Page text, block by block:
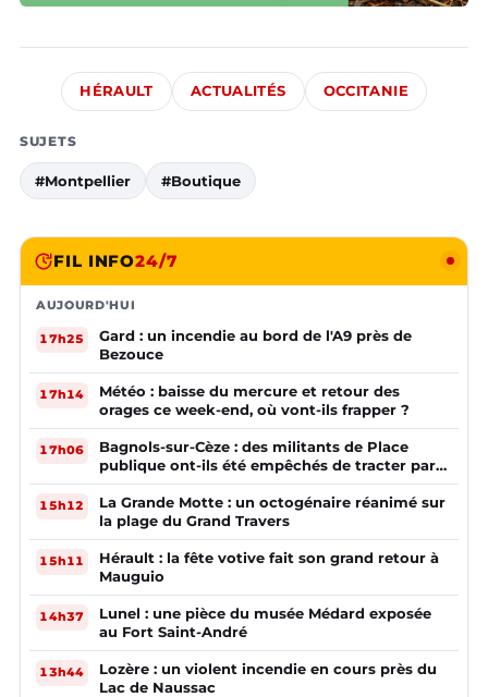
HÉRAULT ACTUALITÉS OCCITANIE
SUJETS
#Montpellier #Boutique
FIL INFO24/7
AUJOURD'HUI
17h25
Gard : un incendie au bord de l'A9 près de
Bezouce
17h14
Météo : baisse du mercure et retour des
orages ce week-end, où vont-ils frapper ?
17h06
Bagnols-sur-Cèze : des militants de Place
publique ont-ils été empêchés de tracter par
la mairie ?
15h12
La Grande Motte : un octogénaire réanimé sur
la plage du Grand Travers
15h11
Hérault : la fête votive fait son grand retour à
Mauguio
14h37
Lunel : une pièce du musée Médard exposée
au Fort Saint-André
13h44
Lozère : un violent incendie en cours près du
Lac de Naussac